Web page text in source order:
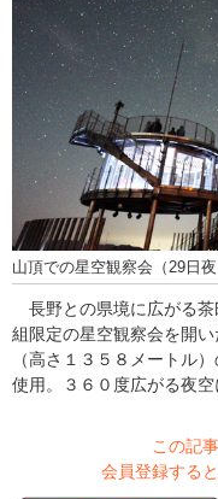
山頂での星空観察会（29日夜
長野との県境に広がる茶
組限定の星空観察会を開
（高さ１３５８メートル
使用。３６０度広がる夜
この記
会員登録する